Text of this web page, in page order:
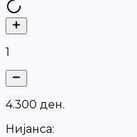
1
4.300 ден.
Нијанса: